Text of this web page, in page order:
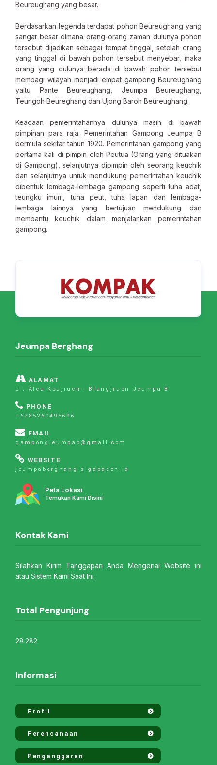
Beureughang yang besar.
Berdasarkan legenda terdapat pohon Beureughang yang
sangat besar dimana orang-orang zaman dulunya pohon
tersebut dijadikan sebagai tempat tinggal, setelah orang
yang tinggal di bawah pohon tersebut menyebar, maka
orang yang dulunya berada di bawah pohon tersebut
membagi wilayah menjadi empat gampong Beureughang
yaitu Pante Beureughang, Jeumpa Beureughang,
Teungoh Beureghang dan Ujong Baroh Beureughang.
Keadaan pemerintahannya dulunya masih di bawah
pimpinan para raja. Pemerintahan Gampong Jeumpa B
bermula sekitar tahun 1920. Pemerintahan gampong yang
pertama kali di pimpin oleh Peutua (Orang yang dituakan
di Gampong), selanjutnya dipimpin oleh seorang keuchik
dan selanjutnya untuk mendukung pemerintahan keuchik
dibentuk lembaga-lembaga gampong seperti tuha adat,
teungku imum, tuha peut, tuha lapan dan lembaga-
lembaga lainnya yang bertujuan mendukung dan
membantu keuchik dalam menjalankan pemerintahan
gampong.
Jeumpa Berghang
ALAMAT
Jl. Aleu Keujruen - Blangjruen Jeumpa B
PHONE
+6285260495696
EMAIL
gampongjeumpab@gmail.com
WEBSITE
jeumpaberghang.sigapaceh.id
Peta Lokasi
Temukan Kami Disini
Kontak Kami
Silahkan Kirim Tanggapan Anda Mengenai Website ini
atau Sistem Kami Saat Ini.
Total Pengunjung
28.282
Informasi
Profil
Perencanaan
Penganggaran